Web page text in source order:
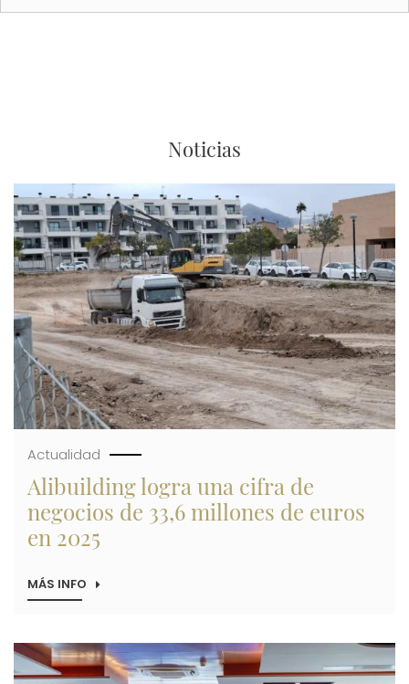
Noticias
Imagen
Actualidad
Alibuilding logra una cifra de
negocios de 33,6 millones de euros
en 2025
MÁS INFO SOBRE
CIFRA
DE
NEGOCIOS
Imagen